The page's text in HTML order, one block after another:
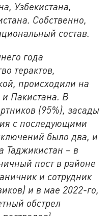
Узбекистана,
Собственно,
состав.
года
терактов,
происходили на
и Пакистана. В
(95%), засады
с последующими
было два, и
Таджикистан – в
пост в районе
и сотрудник
и в мае 2022-го,
обстрел